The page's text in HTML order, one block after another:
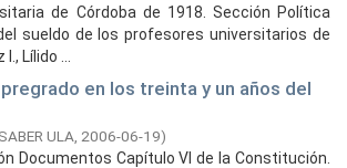
de Córdoba de 1918. Sección Política
sueldo de los profesores universitarios de
Lílido ...
en los treinta y un años del
SABER ULA, 2006-06-19)
Documentos Capítulo VI de la Constitución.